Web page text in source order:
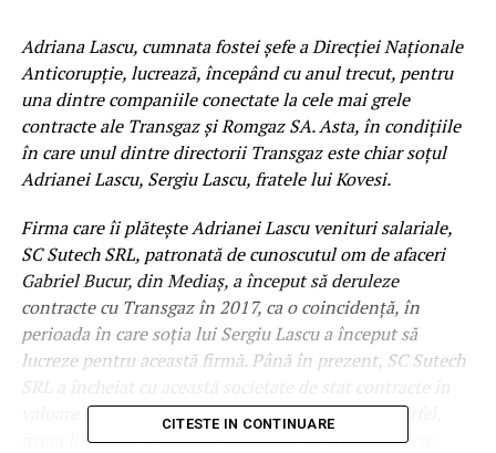
Adriana Lascu, cumnata fostei şefe a Direcţiei Naţionale
Anticorupţie, lucrează, începând cu anul trecut, pentru
una dintre companiile conectate la cele mai grele
contracte ale Transgaz şi Romgaz SA. Asta, în condiţiile
în care unul dintre directorii Transgaz este chiar soţul
Adrianei Lascu, Sergiu Lascu, fratele lui Kovesi.
Firma care îi plăteşte Adrianei Lascu venituri salariale,
SC Sutech SRL, patronată de cunoscutul om de afaceri
Gabriel Bucur, din Mediaş, a început să deruleze
contracte cu Transgaz în 2017, ca o coincidenţă, în
perioada în care soţia lui Sergiu Lascu a început să
lucreze pentru această firmă. Până în prezent, SC Sutech
valoare de aproximativ 27,4 milioane de lei. De altfel,
firma lui Bucur a derulat, în ultimii 12 ani, contracte
CITESTE IN CONTINUARE